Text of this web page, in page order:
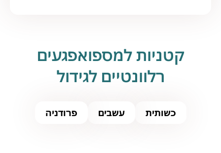
קטניות למספואפגעים
רלוונטיים לגידול
כשותית עשבים פרודניה